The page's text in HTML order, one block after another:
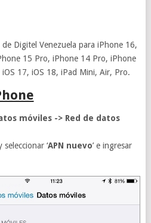
Digitel Venezuela para iPhone 16,
15 Pro, iPhone 14 Pro, iPhone
17, iOS 18, iPad Mini, Air, Pro.
móviles -> Red de datos
‘APN nuevo’ e ingresar